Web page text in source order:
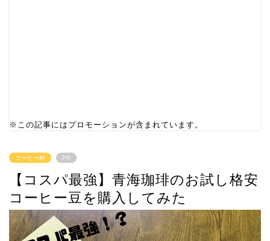
※この記事にはプロモーションが含まれています。
コーヒー粉 PR
【コスパ最強】青海珈琲のお試し格安
コーヒー豆を購入してみた